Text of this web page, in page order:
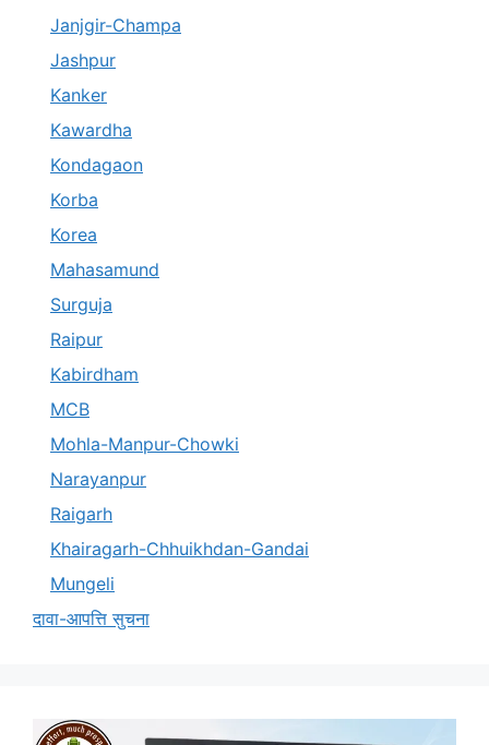
Janjgir-Champa
Jashpur
Kanker
Kawardha
Kondagaon
Korba
Korea
Mahasamund
Surguja
Raipur
Kabirdham
MCB
Mohla-Manpur-Chowki
Narayanpur
Raigarh
Khairagarh-Chhuikhdan-Gandai
Mungeli
दावा-आपत्ति सुचना